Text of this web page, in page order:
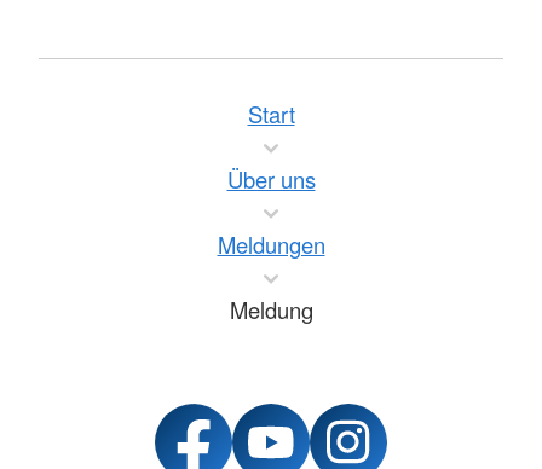
Start
Über uns
Meldungen
Meldung